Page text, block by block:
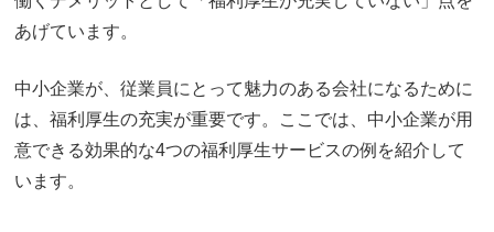
あげています。
中小企業が、従業員にとって魅力のある会社になるために
は、福利厚生の充実が重要です。ここでは、中小企業が用
意できる効果的な4つの福利厚生サービスの例を紹介して
います。